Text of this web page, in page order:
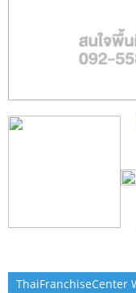
ThaiFranchiseCenter